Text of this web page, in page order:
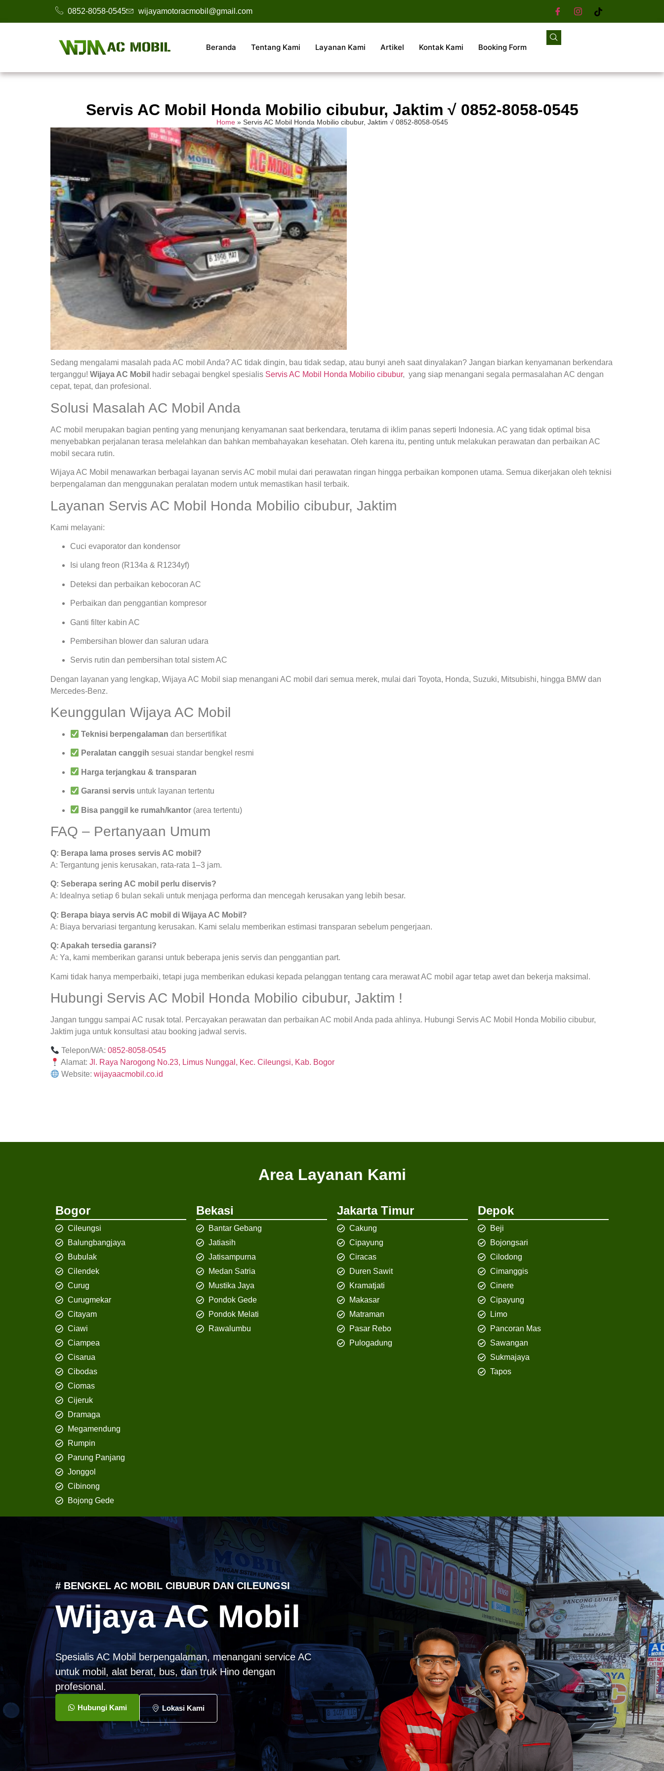
0852-8058-0545 wijayamotoracmobil@gmail.com
Beranda Tentang Kami Layanan Kami Artikel Kontak Kami Booking Form
Servis AC Mobil Honda Mobilio cibubur, Jaktim √ 0852-8058-0545
Home» Servis AC Mobil Honda Mobilio cibubur, Jaktim √ 0852-8058-0545
Sedang mengalami masalah pada AC mobil Anda? AC tidak dingin, bau tidak sedap, atau bunyi aneh saat dinyalakan? Jangan biarkan kenyamanan berkendara
terganggu! Wijaya AC Mobil hadir sebagai bengkel spesialis Servis AC Mobil Honda Mobilio cibubur, yang siap menangani segala permasalahan AC dengan
cepat, tepat, dan profesional.
Solusi Masalah AC Mobil Anda
AC mobil merupakan bagian penting yang menunjang kenyamanan saat berkendara, terutama di iklim panas seperti Indonesia. AC yang tidak optimal bisa
menyebabkan perjalanan terasa melelahkan dan bahkan membahayakan kesehatan. Oleh karena itu, penting untuk melakukan perawatan dan perbaikan AC
mobil secara rutin.
Wijaya AC Mobil menawarkan berbagai layanan servis AC mobil mulai dari perawatan ringan hingga perbaikan komponen utama. Semua dikerjakan oleh teknisi
berpengalaman dan menggunakan peralatan modern untuk memastikan hasil terbaik.
Layanan Servis AC Mobil Honda Mobilio cibubur, Jaktim
Kami melayani:
Cuci evaporator dan kondensor
Isi ulang freon (R134a & R1234yf)
Deteksi dan perbaikan kebocoran AC
Perbaikan dan penggantian kompresor
Ganti filter kabin AC
Pembersihan blower dan saluran udara
Servis rutin dan pembersihan total sistem AC
Dengan layanan yang lengkap, Wijaya AC Mobil siap menangani AC mobil dari semua merek, mulai dari Toyota, Honda, Suzuki, Mitsubishi, hingga BMW dan
Mercedes-Benz.
Keunggulan Wijaya AC Mobil
Teknisi berpengalaman dan bersertifikat
Peralatan canggih sesuai standar bengkel resmi
Harga terjangkau & transparan
Garansi servis untuk layanan tertentu
Bisa panggil ke rumah/kantor (area tertentu)
FAQ – Pertanyaan Umum
Q: Berapa lama proses servis AC mobil?
A: Tergantung jenis kerusakan, rata-rata 1–3 jam.
Q: Seberapa sering AC mobil perlu diservis?
A: Idealnya setiap 6 bulan sekali untuk menjaga performa dan mencegah kerusakan yang lebih besar.
Q: Berapa biaya servis AC mobil di Wijaya AC Mobil?
A: Biaya bervariasi tergantung kerusakan. Kami selalu memberikan estimasi transparan sebelum pengerjaan.
Q: Apakah tersedia garansi?
A: Ya, kami memberikan garansi untuk beberapa jenis servis dan penggantian part.
Kami tidak hanya memperbaiki, tetapi juga memberikan edukasi kepada pelanggan tentang cara merawat AC mobil agar tetap awet dan bekerja maksimal.
Hubungi Servis AC Mobil Honda Mobilio cibubur, Jaktim !
Jangan tunggu sampai AC rusak total. Percayakan perawatan dan perbaikan AC mobil Anda pada ahlinya. Hubungi Servis AC Mobil Honda Mobilio cibubur,
Jaktim juga untuk konsultasi atau booking jadwal servis.
Telepon/WA:0852-8058-0545
Alamat:Jl. Raya Narogong No.23, Limus Nunggal, Kec. Cileungsi, Kab. Bogor
Website:wijayaacmobil.co.id
Area Layanan Kami
Bogor
Cileungsi
Balungbangjaya
Bubulak
Cilendek
Curug
Curugmekar
Citayam
Ciawi
Ciampea
Cisarua
Cibodas
Ciomas
Cijeruk
Dramaga
Megamendung
Rumpin
Parung Panjang
Jonggol
Cibinong
Bojong Gede
Bekasi
Bantar Gebang
Jatiasih
Jatisampurna
Medan Satria
Mustika Jaya
Pondok Gede
Pondok Melati
Rawalumbu
Jakarta Timur
Cakung
Cipayung
Ciracas
Duren Sawit
Kramatjati
Makasar
Matraman
Pasar Rebo
Pulogadung
Depok
Beji
Bojongsari
Cilodong
Cimanggis
Cinere
Cipayung
Limo
Pancoran Mas
Sawangan
Sukmajaya
Tapos
# BENGKEL AC MOBIL CIBUBUR DAN CILEUNGSI
Wijaya AC Mobil
Spesialis AC Mobil berpengalaman, menangani service AC
untuk mobil, alat berat, bus, dan truk Hino dengan
profesional.
Hubungi Kami Lokasi Kami